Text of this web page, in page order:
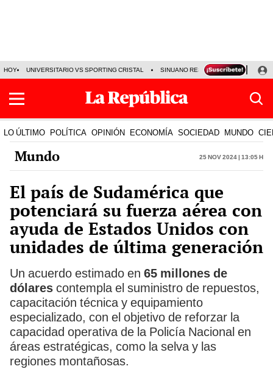
HOY UNIVERSITARIO VS SPORTING CRISTAL SINUANO RESULTADOS HOY
LO ÚLTIMO POLÍTICA OPINIÓN ECONOMÍA SOCIEDAD MUNDO
Mundo 25 Nov 2024 | 13:05 h
El país de Sudamérica que
potenciará su fuerza aérea con
ayuda de Estados Unidos con
unidades de última generación
Un acuerdo estimado en 65 millones de
dólares contempla el suministro de repuestos,
capacitación técnica y equipamiento
especializado, con el objetivo de reforzar la
capacidad operativa de la Policía Nacional en
áreas estratégicas, como la selva y las
regiones montañosas.